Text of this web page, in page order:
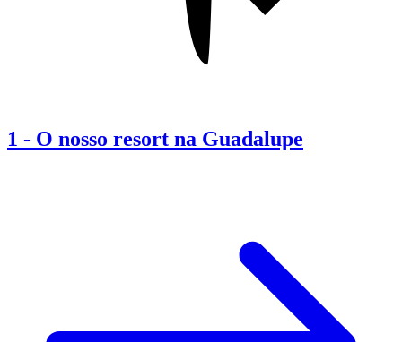
1 - O nosso resort na Guadalupe